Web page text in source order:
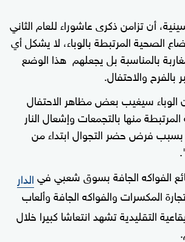
أن تزامن ذكرى عاشوراء للعام الثاني
الصحية المرتبطة بالوباء، لا يشكل أي
بالمناسبة بل يجعلهم هذا الوضع
والاحتفال.
الوباء سيغيب بعض مظاهر الاحتفال
منها بالتجمعات وإشعال النار
بسبب فرض حضر التجوال ابتداء من
الفواكه الجافة بسوق شعبي فيالدار
المكسرات والفواكه الجافة وألعاب
التقليدية تشهد انتعاشا كبيرا خلال